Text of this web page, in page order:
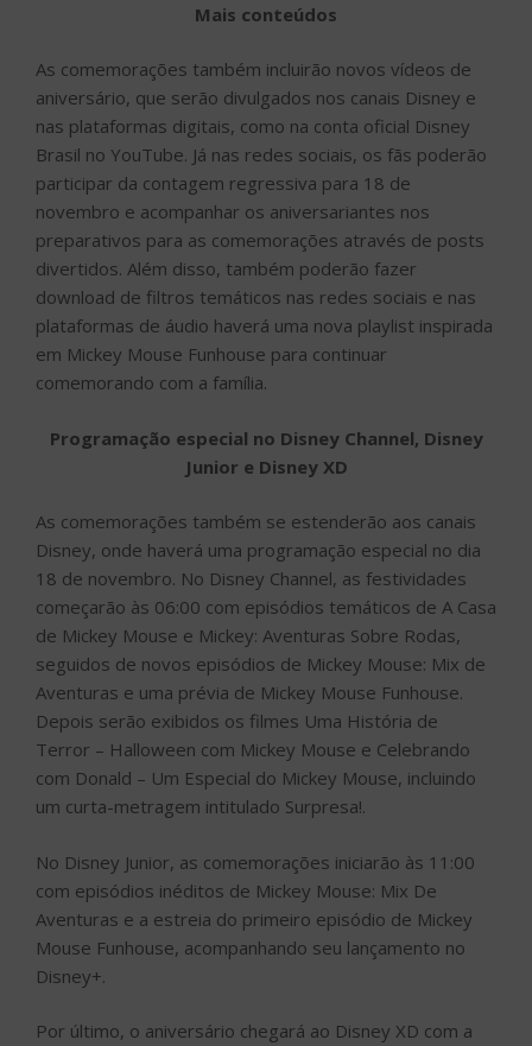
Mais conteúdos
As comemorações também incluirão novos vídeos de
aniversário, que serão divulgados nos canais Disney e
nas plataformas digitais, como na conta oficial Disney
Brasil no YouTube. Já nas redes sociais, os fãs poderão
participar da contagem regressiva para 18 de
novembro e acompanhar os aniversariantes nos
preparativos para as comemorações através de posts
divertidos. Além disso, também poderão fazer
download de filtros temáticos nas redes sociais e nas
plataformas de áudio haverá uma nova playlist inspirada
em Mickey Mouse Funhouse para continuar
comemorando com a família.
Programação especial no Disney Channel, Disney
Junior e Disney XD
As comemorações também se estenderão aos canais
Disney, onde haverá uma programação especial no dia
18 de novembro. No Disney Channel, as festividades
começarão às 06:00 com episódios temáticos de A Casa
de Mickey Mouse e Mickey: Aventuras Sobre Rodas,
seguidos de novos episódios de Mickey Mouse: Mix de
Aventuras e uma prévia de Mickey Mouse Funhouse.
Depois serão exibidos os filmes Uma História de
Terror – Halloween com Mickey Mouse e Celebrando
com Donald – Um Especial do Mickey Mouse, incluindo
um curta-metragem intitulado Surpresa!.
No Disney Junior, as comemorações iniciarão às 11:00
com episódios inéditos de Mickey Mouse: Mix De
Aventuras e a estreia do primeiro episódio de Mickey
Mouse Funhouse, acompanhando seu lançamento no
Disney+.
Por último, o aniversário chegará ao Disney XD com a